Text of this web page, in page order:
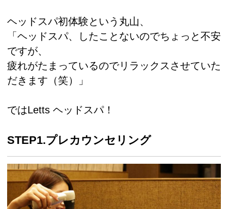
ヘッドスパ初体験という丸山、
「ヘッドスパ、したことないのでちょっと不安
ですが、
疲れがたまっているのでリラックスさせていた
だきます（笑）」
ではLetts ヘッドスパ！
STEP1.プレカウンセリング